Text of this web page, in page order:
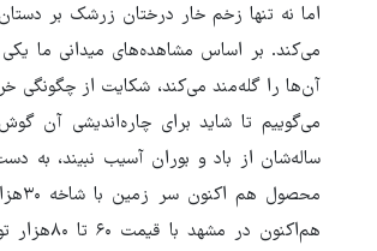
اما نه تنها زخم خار درختان زرشک بر
می‌کند. بر اساس مشاهده‌های میدانی ما
آن‌ها را گله‌مند می‌کند، شکایت از چگونگی
می‌گوییم تا شاید برای چاره‌اندیشی آن
ساله‌شان از باد و بوران آسیب نبیند، به
هم‌اکنون